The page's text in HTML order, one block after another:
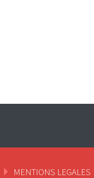
MENTIONS LEGALES